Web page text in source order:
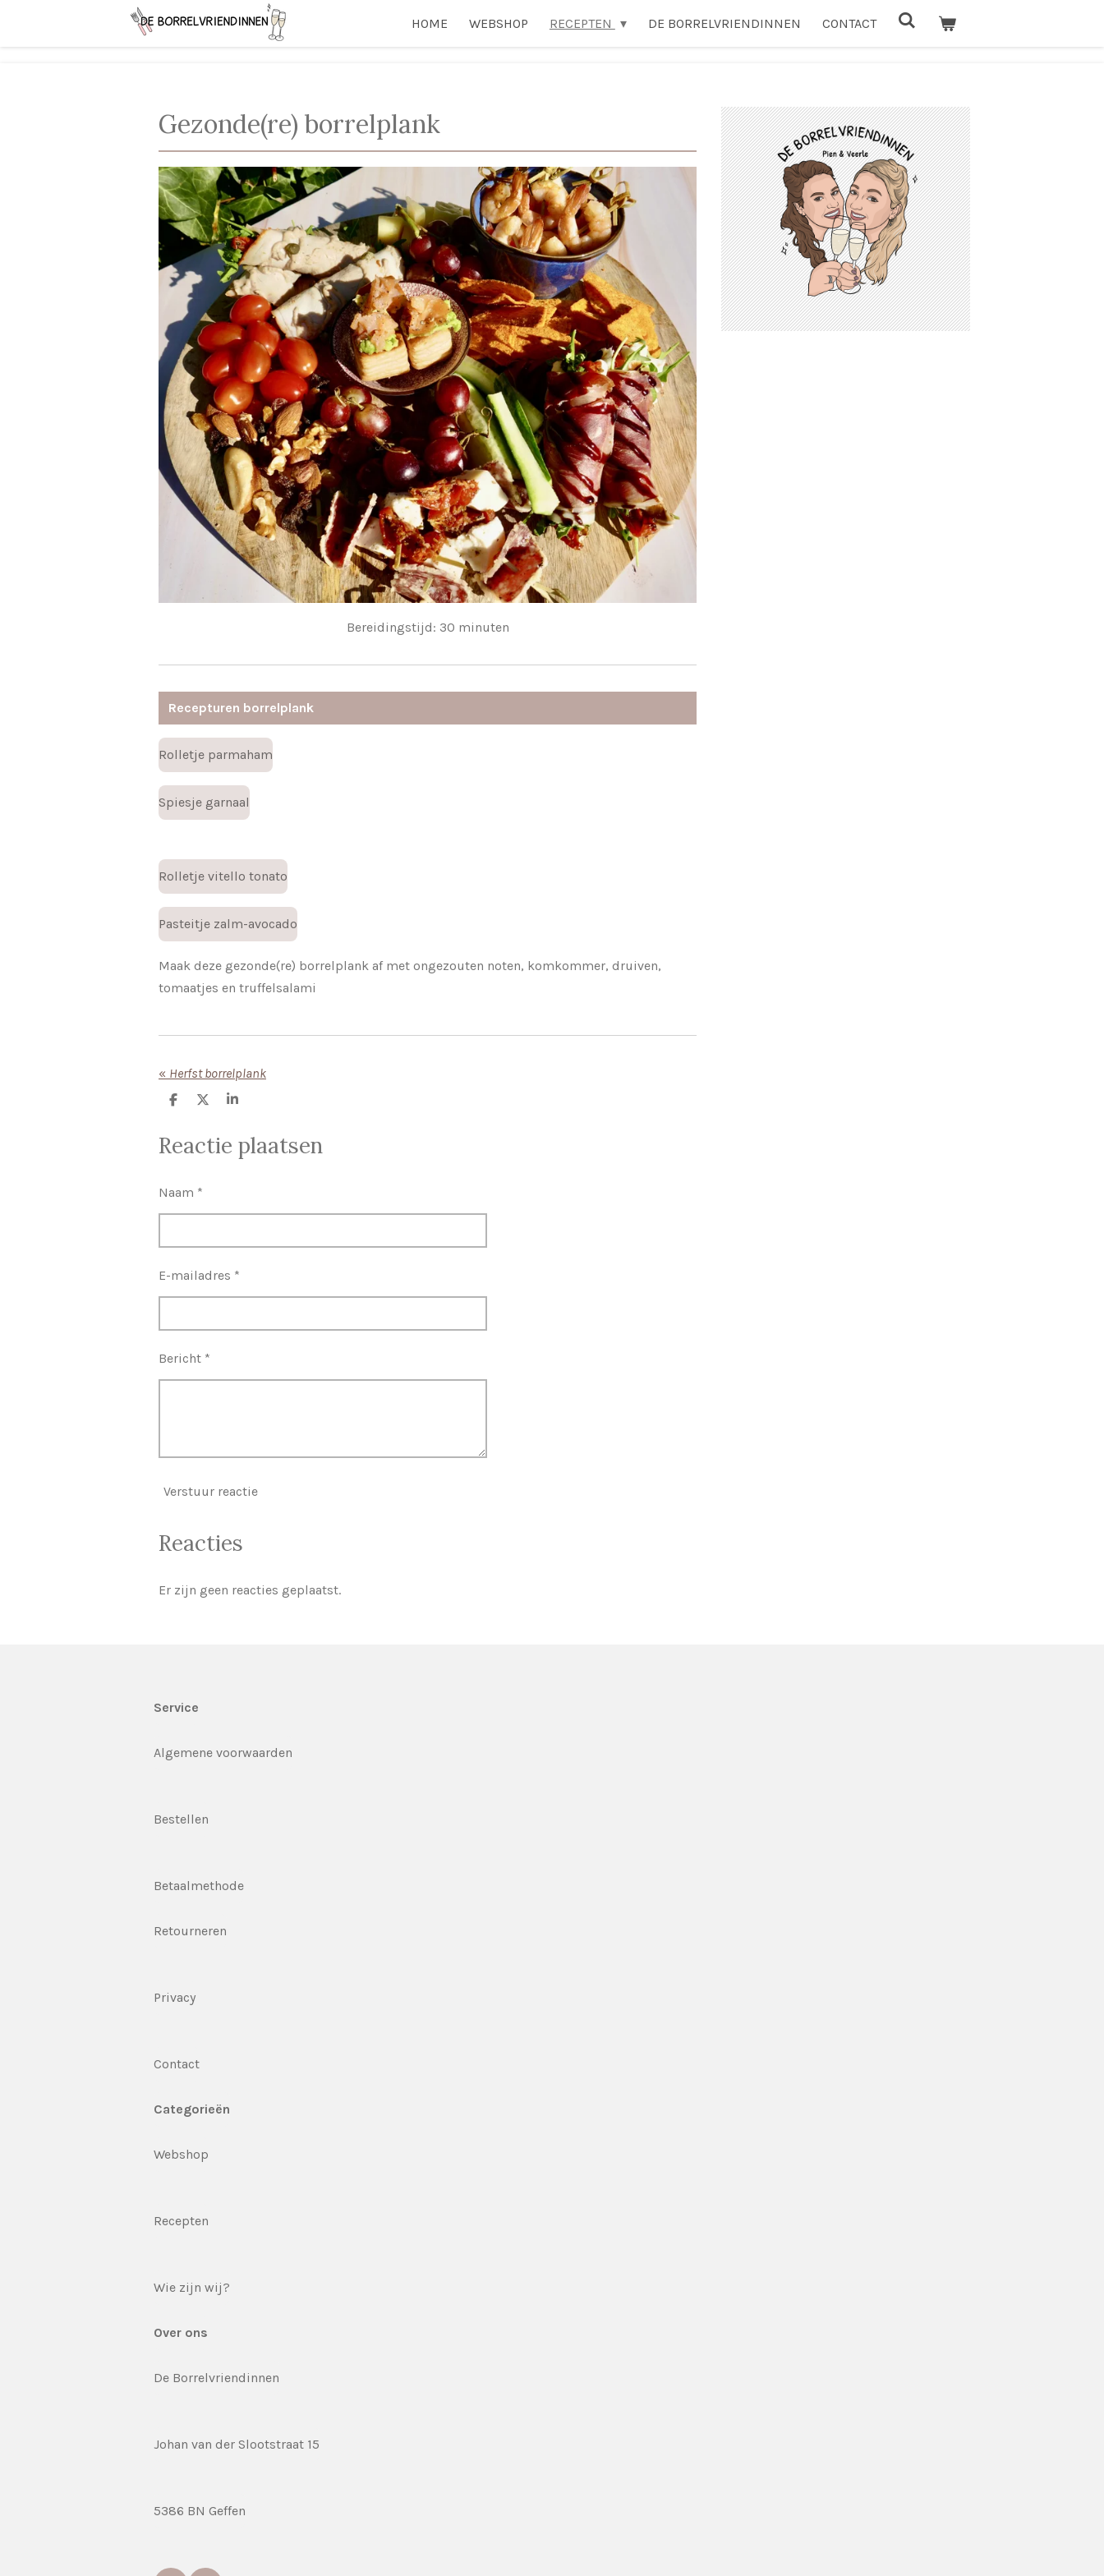
HOME WEBSHOP RECEPTEN DE BORRELVRIENDINNEN CONTACT
Gezonde(re) borrelplank
Bereidingstijd: 30 minuten
Recepturen borrelplank
Rolletje parmaham
Spiesje garnaal
Rolletje vitello tonato
Pasteitje zalm-avocado
Maak deze gezonde(re) borrelplank af met ongezouten noten, komkommer, druiven,
tomaatjes en truffelsalami
« Herfst borrelplank
D
e
n
D
l
S
r
e
Reactie plaatsen
Naam *
E-mailadres *
Bericht *
Verstuur reactie
Reacties
Er zijn geen reacties geplaatst.
Service
Algemene voorwaarden
Bestellen
Betaalmethode
Retourneren
Privacy
Contact
Categorieën
Webshop
Recepten
Wie zijn wij?
Over ons
De Borrelvriendinnen
Johan van der Slootstraat 15
5386 BN Geffen